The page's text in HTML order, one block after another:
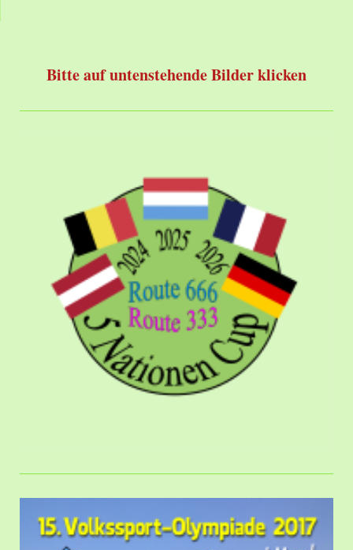
Bitte auf untenstehende Bilder klicken